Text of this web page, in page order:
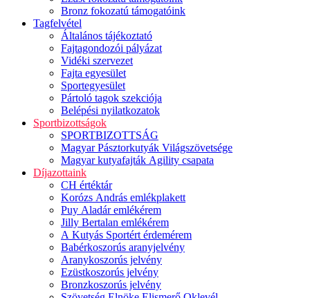
Bronz fokozatú támogatóink
Tagfelvétel
Általános tájékoztató
Fajtagondozói pályázat
Vidéki szervezet
Fajta egyesület
Sportegyesület
Pártoló tagok szekciója
Belépési nyilatkozatok
Sportbizottságok
SPORTBIZOTTSÁG
Magyar Pásztorkutyák Világszövetsége
Magyar kutyafajták Agility csapata
Díjazottaink
CH értéktár
Korózs András emlékplakett
Puy Aladár emlékérem
Jilly Bertalan emlékérem
A Kutyás Sportért érdemérem
Babérkoszorús aranyjelvény
Aranykoszorús jelvény
Ezüstkoszorús jelvény
Bronzkoszorús jelvény